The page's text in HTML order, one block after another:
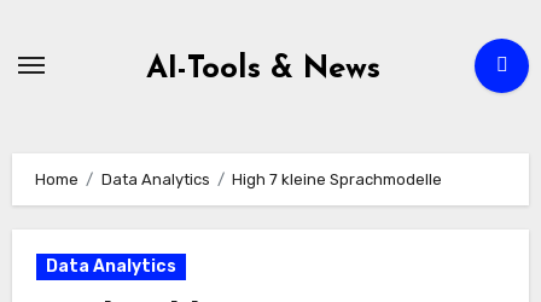
AI-Tools & News
Home Data Analytics High 7 kleine Sprachmodelle
Data Analytics